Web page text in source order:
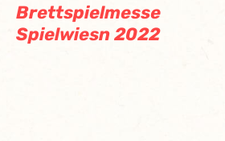
Brettspielmesse
Spielwiesn 2022